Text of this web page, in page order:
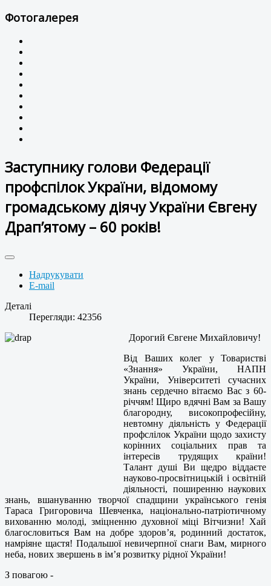
Фотогалерея
Заступнику голови Федерації
профспілок України, відомому
громадському діячу України Євгену
Драп’ятому – 60 років!
Надрукувати
E-mail
Деталі
Перегляди: 42356
Дорогий Євгене Михайловичу!
Від Ваших колег у Товаристві
«Знання» України, НАПН
України, Університеті сучасних
знань сердечно вітаємо Вас з 60-
річчям! Щиро вдячні Вам за Вашу
благородну, високопрофесійну,
невтомну діяльність у Федерації
профслілок України щодо захисту
корінних соціальних прав та
інтересів трудящих країни!
Талант душі Ви щедро віддаєте
науково-просвітницькій і освітній
діяльності, поширенню наукових
знань, вшануванню творчої спадщини українського генія
Тараса Григоровича Шевченка, національно-патріотичному
вихованню молоді, зміцненню духовної міці Вітчизни! Хай
благословиться Вам на добре здоров’я, родинний достаток,
намріяне щастя! Подальшої невичерпної снаги Вам, мирного
неба, нових звершень в ім’я розвитку рідної України!
З повагою -